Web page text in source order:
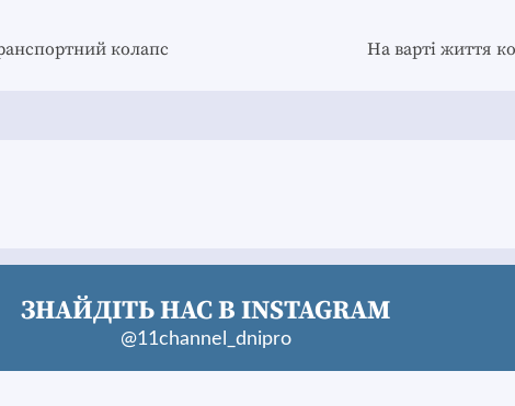
колапс
На варті життя
ЗНАЙДІТЬ НАС В INSTAGRAM
@11channel_dnipro